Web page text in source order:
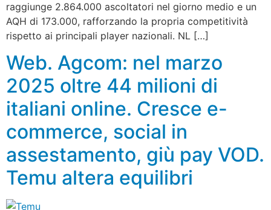
raggiunge 2.864.000 ascoltatori nel giorno medio e un
AQH di 173.000, rafforzando la propria competitività
rispetto ai principali player nazionali. NL […]
Web. Agcom: nel marzo
2025 oltre 44 milioni di
italiani online. Cresce e-
commerce, social in
assestamento, giù pay VOD.
Temu altera equilibri